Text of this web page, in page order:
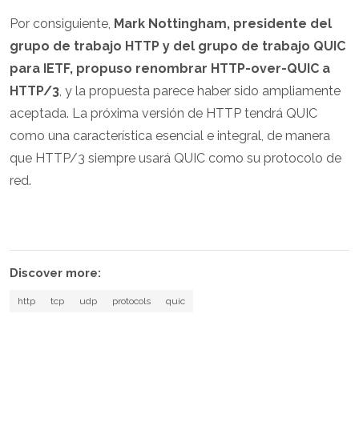
Por consiguiente, Mark Nottingham, presidente del
grupo de trabajo HTTP y del grupo de trabajo QUIC
para IETF, propuso renombrar HTTP-over-QUIC a
HTTP/3, y la propuesta parece haber sido ampliamente
aceptada. La próxima versión de HTTP tendrá QUIC
como una característica esencial e integral, de manera
que HTTP/3 siempre usará QUIC como su protocolo de
red.
Discover more:
http tcp udp protocols quic